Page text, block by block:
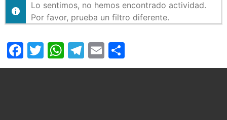
Lo sentimos, no hemos encontrado actividad.
Por favor, prueba un filtro diferente.
Facebook
Twitter
WhatsApp
Telegram
Email